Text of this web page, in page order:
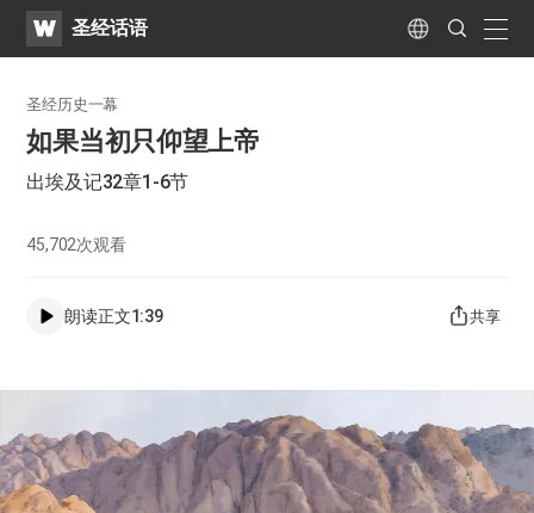
WATV圣经话语 Language
Search
Submit
圣经历史一幕
如果当初只仰望上帝
出埃及记32章1-6节
45,702次观看
朗读正文1:39 共享